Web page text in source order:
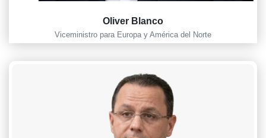
Oliver Blanco
Viceministro para Europa y América del Norte